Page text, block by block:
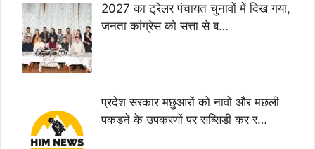
2027 का ट्रेलर पंचायत चुनावों में दिख गया,
जनता कांग्रेस को सत्ता से ब…
प्रदेश सरकार मछुआरों को नावों और मछली
पकड़ने के उपकरणों पर सब्सिडी कर र…